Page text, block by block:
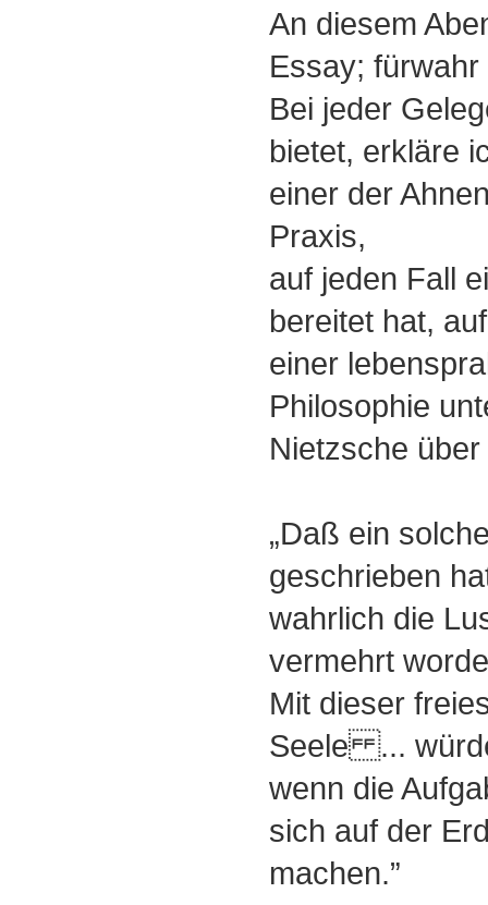
An diesem
Essay;
Bei jeder
bietet, erkläre
einer der
Praxis,
auf jeden Fall
bereitet hat,
einer
Philosophie
Nietzsche
„Daß ein
geschrieben
wahrlich die
vermehrt
Mit dieser
Seele ...
wenn die
sich auf der
machen.”